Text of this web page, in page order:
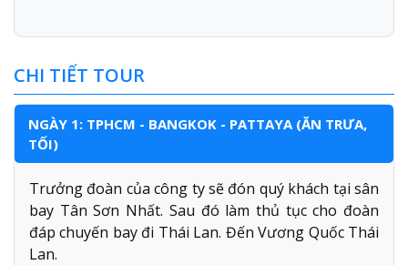
CHI TIẾT TOUR
NGÀY 1: TPHCM - BANGKOK - PATTAYA (ĂN TRƯA,
TỐI)
Trưởng đoàn của công ty sẽ đón quý khách tại sân
bay Tân Sơn Nhất. Sau đó làm thủ tục cho đoàn
đáp chuyến bay đi Thái Lan. Đến Vương Quốc Thái
Lan.